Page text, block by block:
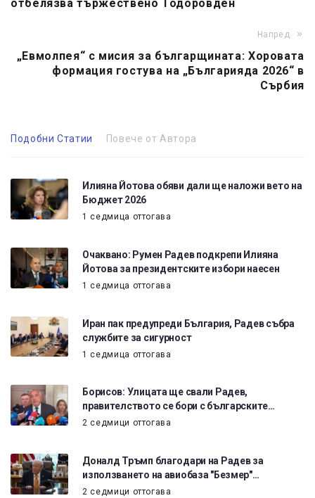
отбелязва тържествено Тодоровден
Напред
„Евмолпея“ с мисия за българщината: Хоровата
формация гостува на „Българияда 2026“ в
Сърбия
Подобни Статии Повече от Автора
Илияна Йотова обяви дали ще наложи вето на
Бюджет 2026
1 седмица оттогава
Очаквано: Румен Радев подкрепи Илияна
Йотова за президентските избори наесен
1 седмица оттогава
Иран пак предупреди България, Радев събра
службите за сигурност
1 седмица оттогава
Борисов: Улицата ще свали Радев,
правителството се бори с българските…
2 седмици оттогава
Доналд Тръмп благодари на Радев за
използването на авиобаза "Безмер"…
2 седмици оттогава